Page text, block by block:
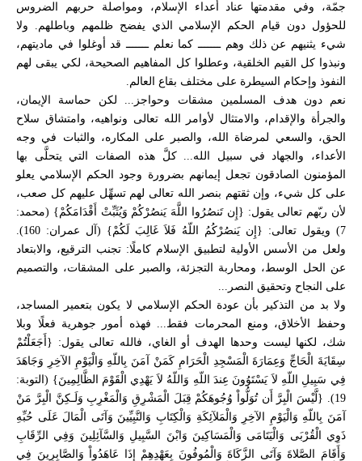
جمّة، وفي مقدمتها عناد أعداء الإسلام، ومواصلة حربهم الضروس
للحؤول دون قيام الحكم الإسلامي الذي يفضح ظلمهم وباطلهم. ولا
شيء يثنيهم عن ذلك وهم ـــــــ كما نعلم ـــــــ قد أوغلوا في ماديتهم،
ونبذوا كل القيم الخلقية، وعطلوا كل المفاهيم الصحيحة، لكي يبقى لهم
النفوذ وإحكام السيطرة على مختلف بقاع العالم.
نعم دون هدف المسلمين مشقات وحواجز... لكن حماسة الإيمان،
والجرأة والإقدام، والامتثال لأوامر الله تعالى ونواهيه، وامتشاق سلاح
الحق، والسعي لمرضاة الله، والصبر على المكاره، والثبات في وجه
الأعداء، والجهاد في سبيل الله... كلَّ هذه الصفات التي يتحلَّى بها
المؤمنون الصادقون تجعل إيمانهم بضرورة وجود الحكم الإسلامي يعلو
على كل شيء، وإن ثقتهم بنصر الله تعالى لهم تسهِّل عليهم كل صعب،
لأن ربّهم تعالى يقول: {إِن تَنصُرُوا اللَّهَ يَنصُرْكُمْ وَيُثَبِّتْ أَقْدَامَكُمْ} (محمد:
7) ويقول تعالى: {إِن يَنصُرْكُمُ اللّهُ فَلاَ غَالِبَ لَكُمْ} (آل عمران: 160).
ولعل من الأسس الأولية لتطبيق الإسلام كاملًا: تجنب الترقيع، والابتعاد
عن الحل الوسط، ومحاربة التجزئة، والصبر على المشقات، والتصميم
على النجاح وتحقيق النصر...
ولا بد من التذكير بأن عودة الحكم الإسلامي لا يكون بتعمير المساجد،
وحفظ الأخلاق، ومنع المحرمات فقط... فهذه أمور جوهرية فعلًا وبلا
شك، لكنها ليست وحدها الهدف أو الغاي، فالله تعالى يقول: {أَجَعَلْتُمْ
سِقَايَةَ الْحَاجِّ وَعِمَارَةَ الْمَسْجِدِ الْحَرَامِ كَمَنْ آمَنَ بِاللّهِ وَالْيَوْمِ الآخِرِ وَجَاهَدَ
فِي سَبِيلِ اللّهِ لاَ يَسْتَوُونَ عِندَ اللّهِ وَاللّهُ لاَ يَهْدِي الْقَوْمَ الظَّالِمِينَ} (التوبة:
19). {لَّيْسَ الْبِرَّ أَن تُوَلُّواْ وُجُوهَكُمْ قِبَلَ الْمَشْرِقِ وَالْمَغْرِبِ وَلَـكِنَّ الْبِرَّ مَنْ
آمَنَ بِاللّهِ وَالْيَوْمِ الآخِرِ وَالْمَلآئِكَةِ وَالْكِتَابِ وَالنَّبِيِّينَ وَآتَى الْمَالَ عَلَى حُبِّهِ
ذَوِي الْقُرْبَى وَالْيَتَامَى وَالْمَسَاكِينَ وَابْنَ السَّبِيلِ وَالسَّآئِلِينَ وَفِي الرِّقَابِ
وَأَقَامَ الصَّلاةَ وَآتَى الزَّكَاةَ وَالْمُوفُونَ بِعَهْدِهِمْ إِذَا عَاهَدُواْ وَالصَّابِرِينَ فِي